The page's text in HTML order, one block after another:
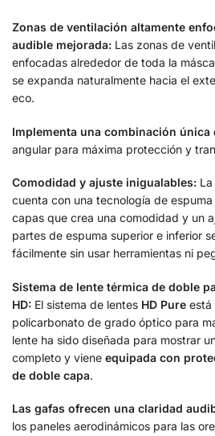
Zonas de ventilación altamente
audible mejorada: Las zonas de
enfocadas alrededor de toda la
se expanda naturalmente hacia el
eco.
Implementa una combinación única
angular para máxima protección y
Comodidad y ajuste inigualables:
cuenta con una tecnología de
capas que crea una comodidad y un
partes de espuma superior e inferior
fácilmente sin usar herramientas ni
Sistema de lente térmica de doble
HD: El sistema de lentes HD Pure está
policarbonato de grado óptico para
lente ha sido diseñada para mostrar
completo y viene equipada con
de doble capa.
Las gafas ofrecen una claridad
los paneles aerodinámicos para las